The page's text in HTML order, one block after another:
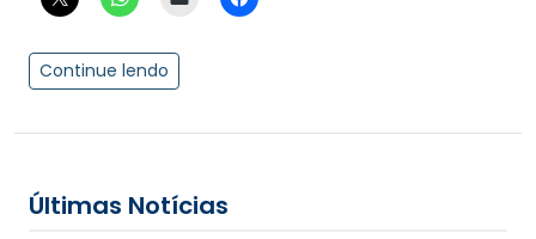
Continue lendo
Últimas Notícias